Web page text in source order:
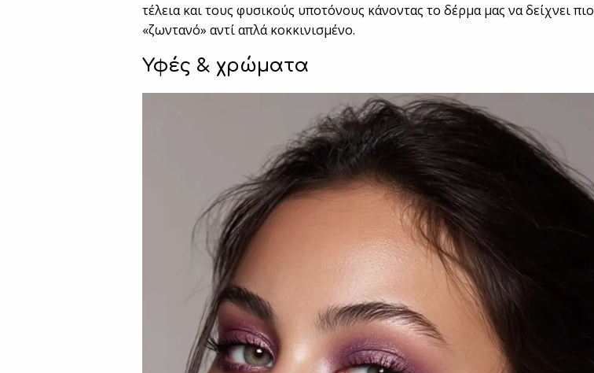
τέλεια και τους φυσικούς υποτόνους κάνοντας το δέρμα μας να δείχνει πιο
«ζωντανό» αντί απλά κοκκινισμένο.
Υφές & χρώματα